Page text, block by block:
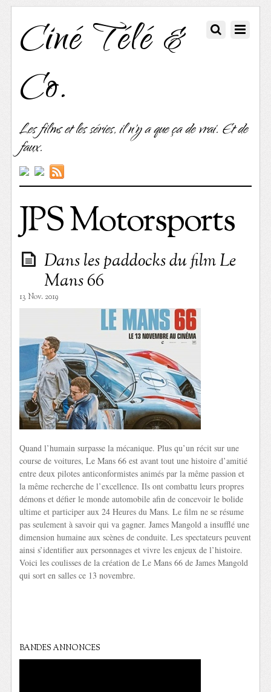
Ciné Télé &
Co.
Les films et les séries, il n'y a que ça de vrai. Et de
faux.
JPS Motorsports
Dans les paddocks du film Le
Mans 66
13 Nov. 2019
Quand l’humain surpasse la mécanique. Plus qu’un récit sur une
course de voitures, Le Mans 66 est avant tout une histoire d’amitié
entre deux pilotes anticonformistes animés par la même passion et
la même recherche de l’excellence. Ils ont combattu leurs propres
démons et défier le monde automobile afin de concevoir le bolide
ultime et participer aux 24 Heures du Mans. Le film ne se résume
pas seulement à savoir qui va gagner. James Mangold a insufflé une
dimension humaine aux scènes de conduite. Les spectateurs peuvent
ainsi s’identifier aux personnages et vivre les enjeux de l’histoire.
Voici les coulisses de la création de Le Mans 66 de James Mangold
qui sort en salles ce 13 novembre.
BANDES ANNONCES